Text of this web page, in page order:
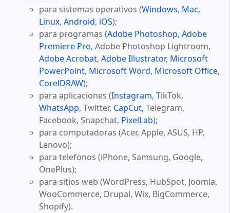
para sistemas operativos (Windows, Mac,
Linux, Android, iOS);
para programas (Adobe Photoshop, Adobe
Premiere Pro, Adobe Photoshop Lightroom,
Adobe Acrobat, Adobe Illustrator, Microsoft
PowerPoint, Microsoft Word, Microsoft Office,
CorelDRAW);
para aplicaciones (Instagram, TikTok,
WhatsApp, Twitter, CapCut, Telegram,
Facebook, Snapchat, PixelLab);
para computadoras (Acer, Apple, ASUS, HP,
Lenovo);
para telefonos (iPhone, Samsung, Google,
OnePlus);
para sitios web (WordPress, HubSpot, Joomla,
WooCommerce, Drupal, Wix, BigCommerce,
Shopify).